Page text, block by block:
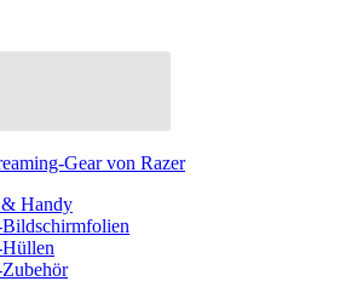
Gear von Razer
& Handy
Bildschirmfolien
Hüllen